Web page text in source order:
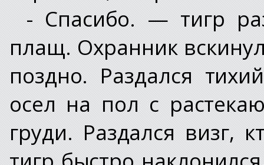
- Спасибо. — тигр
плащ. Охранник
поздно. Раздался
осел на пол с
груди. Раздался визг,